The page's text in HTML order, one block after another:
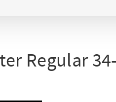
Regular